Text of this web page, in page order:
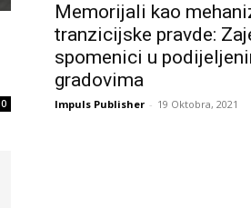
0
Memorijali kao
tranzicijske pravde:
spomenici u
gradovima
Impuls Publisher - 19 Oktobra, 2021